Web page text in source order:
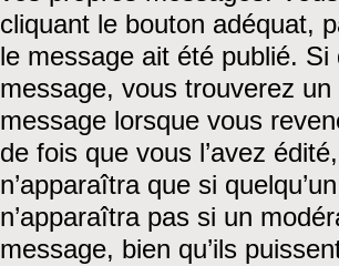
cliquant le bouton adéquat,
le message ait été publié. Si
message, vous trouverez
message lorsque vous
de fois que vous l’avez
n’apparaîtra que si
n’apparaîtra pas si un
message, bien qu’ils